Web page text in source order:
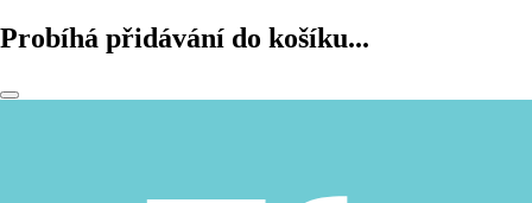
Probíhá přidávání do košíku...